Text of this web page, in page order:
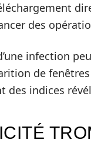
des
infection
de
des indices